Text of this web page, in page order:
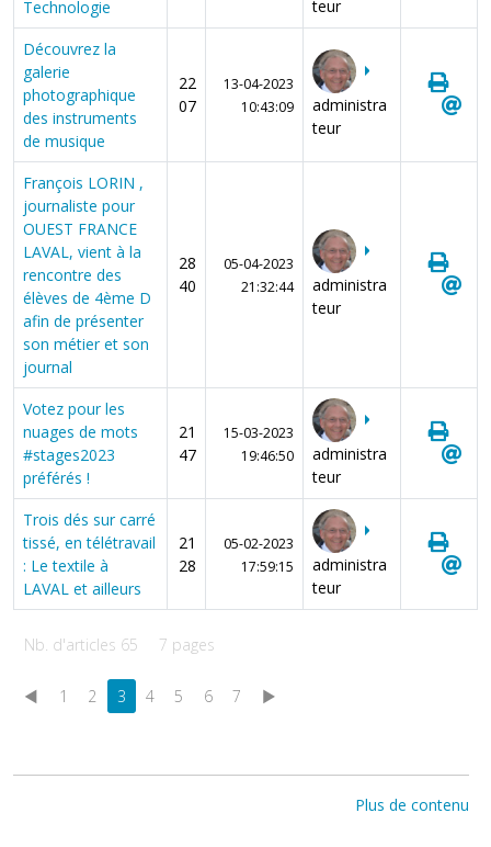
Technologie
teur
Découvrez la
galerie
photographique
des instruments
de musique
22
07
13-04-2023
10:43:09
administra
teur
François LORIN ,
journaliste pour
OUEST FRANCE
LAVAL, vient à la
rencontre des
élèves de 4ème D
afin de présenter
son métier et son
journal
28
40
05-04-2023
21:32:44
administra
teur
Votez pour les
nuages de mots
#stages2023
préférés !
21
47
15-03-2023
19:46:50
administra
teur
Trois dés sur carré
tissé, en télétravail
: Le textile à
LAVAL et ailleurs
21
28
05-02-2023
17:59:15
administra
teur
Nb. d'articles 65 7 pages
◄ 1 2 3 4 5 6 7 ►
Plus de contenu